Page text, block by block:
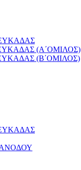
(Α΄ΟΜΙΛΟΣ)
(Β΄ΟΜΙΛΟΣ)